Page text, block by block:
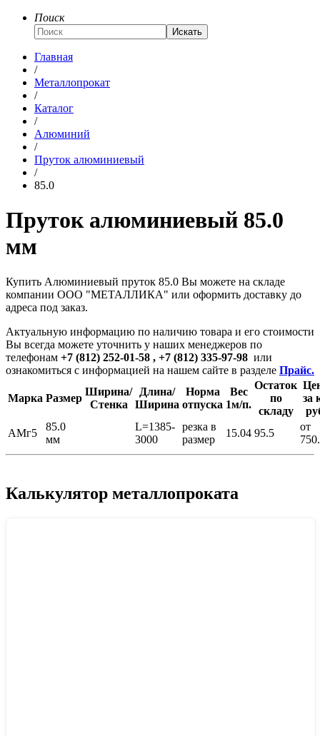
Поиск
Искать
Главная
/
Металлопрокат
/
Каталог
/
Алюминий
/
Пруток алюминиевый
/
85.0
Пруток алюминиевый 85.0
мм
Купить Алюминиевый пруток 85.0 Вы можете на складе
компании ООО "МЕТАЛЛИКА" или оформить доставку до
адреса под заказ.
Актуальную информацию по наличию товара и его стоимости
Вы всегда можете уточнить у наших менеджеров по
телефонам +7 (812) 252-01-58 , +7 (812) 335-97-98 или
ознакомиться с информацией на нашем сайте в разделе Прайс.
Марка Размер
Ширина/
Стенка
Длина/
Ширина
Норма
отпуска
Вес
1м/п.
Остаток
по
складу
за
АМг5
85.0
мм
L=1385-
3000
резка в
размер
15.04 95.5
от
Калькулятор металлопроката